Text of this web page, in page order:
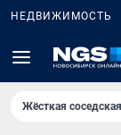
НЕДВИЖИМОСТЬ
Жёсткая